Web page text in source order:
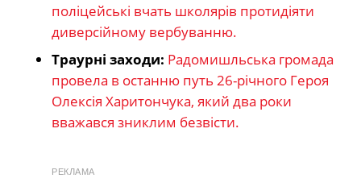
поліцейські вчать школярів протидіяти
диверсійному вербуванню.
Траурні заходи: Радомишльська громада
провела в останню путь 26-річного Героя
Олексія Харитончука, який два роки
вважався зниклим безвісти.
РЕКЛАМА